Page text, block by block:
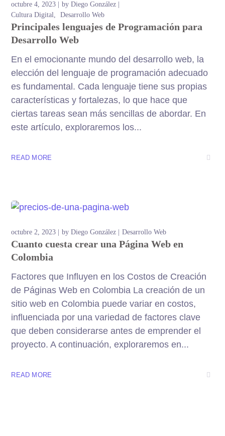
octubre 4, 2023 byDiego González
Cultura Digital
Desarrollo Web
Principales lenguajes de Programación para
Desarrollo Web
En el emocionante mundo del desarrollo web, la
elección del lenguaje de programación adecuado
es fundamental. Cada lenguaje tiene sus propias
características y fortalezas, lo que hace que
ciertas tareas sean más sencillas de abordar. En
este artículo, exploraremos los...
READ MORE
octubre 2, 2023 byDiego González Desarrollo Web
Cuanto cuesta crear una Página Web en
Colombia
Factores que Influyen en los Costos de Creación
de Páginas Web en Colombia La creación de un
sitio web en Colombia puede variar en costos,
influenciada por una variedad de factores clave
que deben considerarse antes de emprender el
proyecto. A continuación, exploraremos en...
READ MORE